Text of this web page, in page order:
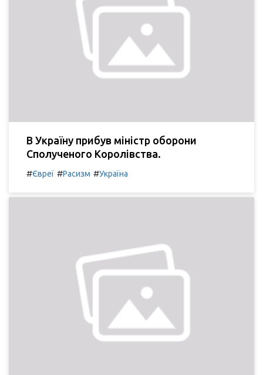
В Україну прибув міністр оборони
Сполученого Королівства.
#Євреї #Расизм #Україна